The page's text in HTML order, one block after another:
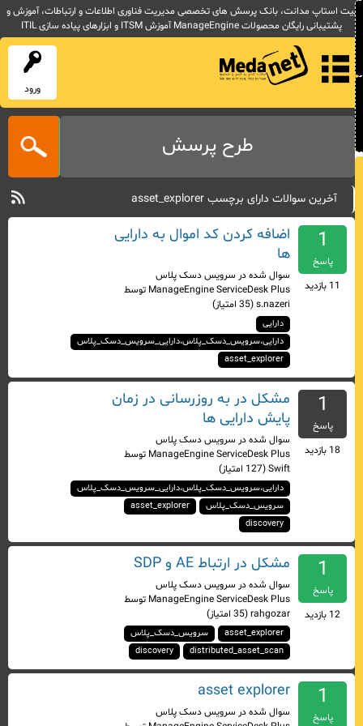
استاپ مدانت، بانک پرسش های تخصصی مدیریت فناوری اطلاعات و ارتباطات، آموزش و
پشتیبانی رایگان محصولات ManageEngine آموزش ITSM و ابزارهای پیاده سازی ITIL
ورود
طرح پرسش
آخرین سوالات دارای برچسب asset_explorer
پاسخ
11بازدید
اضافه کردن کد اموال به دارایی
ها
سوال شدهدرسرویس دسک پلاس
ManageEngine ServiceDesk Plusتوسط
s.nazeri
(
35امتیاز)
دارایی
دارایی،سرویس_دسک_پلاس،دارایی_سرویس_دسک_پلاس
asset_explorer
پاسخ
18بازدید
مشکل در به روزرسانی در زمان
پایش دارایی ها
سوال شدهدرسرویس دسک پلاس
ManageEngine ServiceDesk Plusتوسط
Swift
(
127امتیاز)
دارایی،سرویس_دسک_پلاس،دارایی_سرویس_دسک_پلاس
سرویس_دسک_پلاس
asset_explorer
discovery
پاسخ
12بازدید
مشکل در ارتباط AE و SDP
سوال شدهدرسرویس دسک پلاس
ManageEngine ServiceDesk Plusتوسط
rahgozar
(
35امتیاز)
asset_explorer
سرویس_دسک_پلاس
distributed_asset_scan
discovery
پاسخ
asset explorer
سوال شدهدرسرویس دسک پلاس